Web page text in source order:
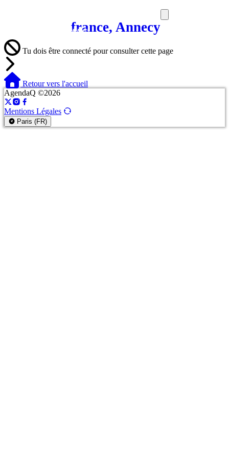
france, Annecy
MAG
Tu dois être connecté pour consulter cette page
Retour vers l'accueil
AgendaQ ©2026
Mentions Légales
Paris (FR)